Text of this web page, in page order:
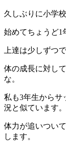
久しぶりに小学
始めてちょうど1
上達は少しずつで
体の成長に対し
な。
私も3年生からサ
況と似ています。
体力が追いつい
します。